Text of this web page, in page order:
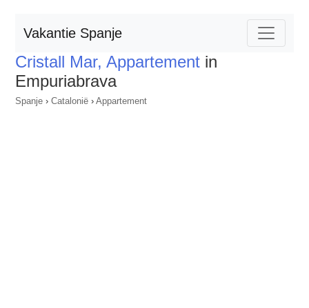
Vakantie Spanje
Cristall Mar, Appartement in
Empuriabrava
Spanje › Catalonië › Appartement